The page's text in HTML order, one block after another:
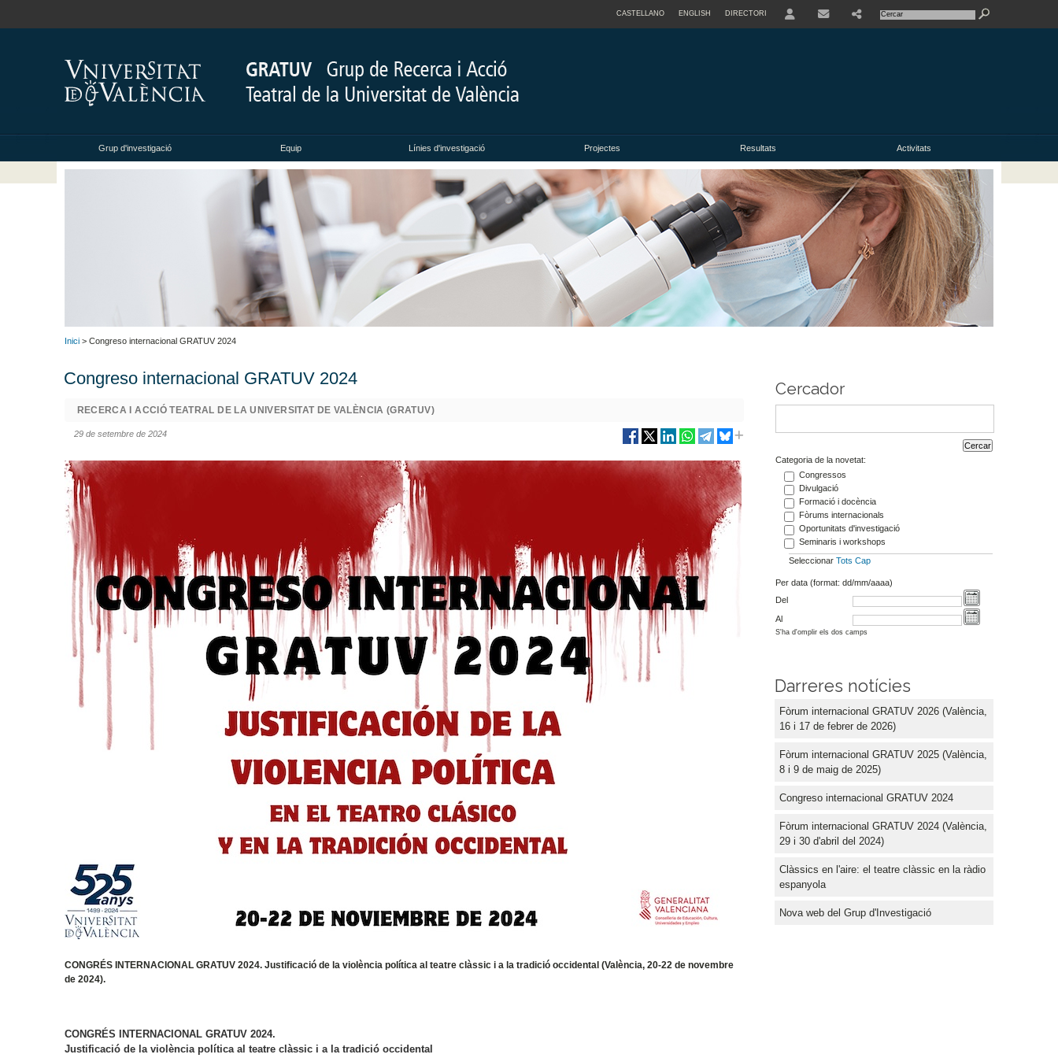
CASTELLANO ENGLISH DIRECTORI
Grup d'investigació Equip Línies d'investigació Projectes Resultats Activitats
Inici > Congreso internacional GRATUV 2024
Congreso internacional GRATUV 2024
RECERCA I ACCIÓ TEATRAL DE LA UNIVERSITAT DE VALÈNCIA (GRATUV)
29 de setembre de 2024
CONGRÉS INTERNACIONAL GRATUV 2024. Justificació de la violència política al teatre clàssic i a la tradició occidental (València, 20-22 de novembre
de 2024).
CONGRÉS INTERNACIONAL GRATUV 2024.
Justificació de la violència política al teatre clàssic i a la tradició occidental
Cercador
Categoria de la novetat:
Congressos
Divulgació
Formació i docència
Fòrums internacionals
Oportunitats d'investigació
Seminaris i workshops
Seleccionar Tots Cap
Per data (format: dd/mm/aaaa)
Del
Al
S'ha d'omplir els dos camps
Darreres notícies
Fòrum internacional GRATUV 2026 (València,
16 i 17 de febrer de 2026)
Fòrum internacional GRATUV 2025 (València,
8 i 9 de maig de 2025)
Congreso internacional GRATUV 2024
Fòrum internacional GRATUV 2024 (València,
29 i 30 d'abril del 2024)
Clàssics en l'aire: el teatre clàssic en la ràdio
espanyola
Nova web del Grup d'Investigació